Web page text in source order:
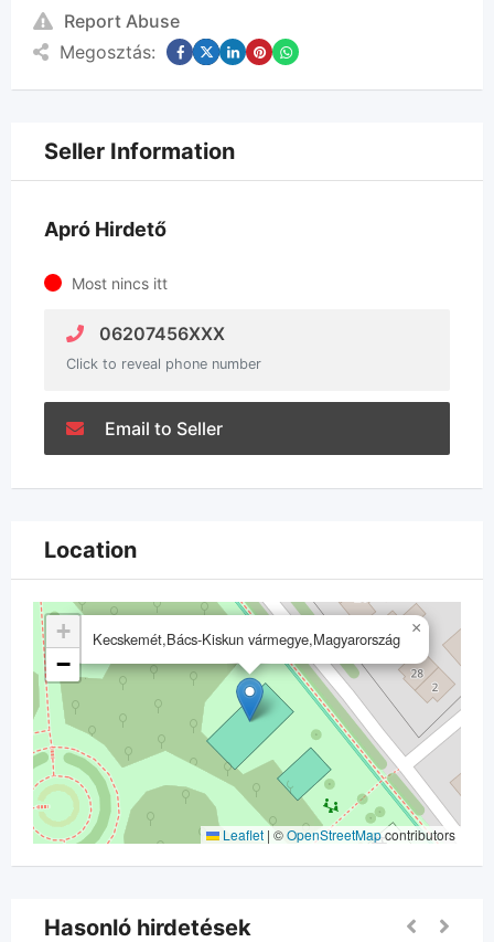
Report Abuse
Megosztás:
Seller Information
Apró Hirdető
Most nincs itt
06207456XXX
Click to reveal phone number
Email to Seller
Location
Kecskemét,Bács-Kiskun vármegye,Magyarország
×
+
−
Leaflet | ©OpenStreetMapcontributors
Hasonló hirdetések